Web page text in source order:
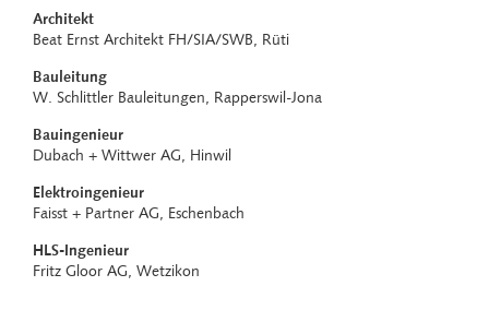
Architekt
Beat Ernst Architekt FH/SIA/SWB, Rüti
Bauleitung
W. Schlittler Bauleitungen, Rapperswil-Jona
Bauingenieur
Dubach + Wittwer AG, Hinwil
Elektroingenieur
Faisst + Partner AG, Eschenbach
HLS-Ingenieur
Fritz Gloor AG, Wetzikon